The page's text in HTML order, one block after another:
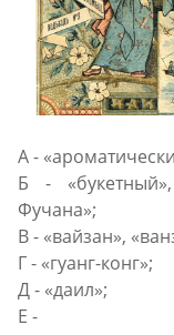
А -
Б -
Фучана»;
В - «вайзан»,
Г - «гуанг-конг»;
Д - «даил»;
Е -